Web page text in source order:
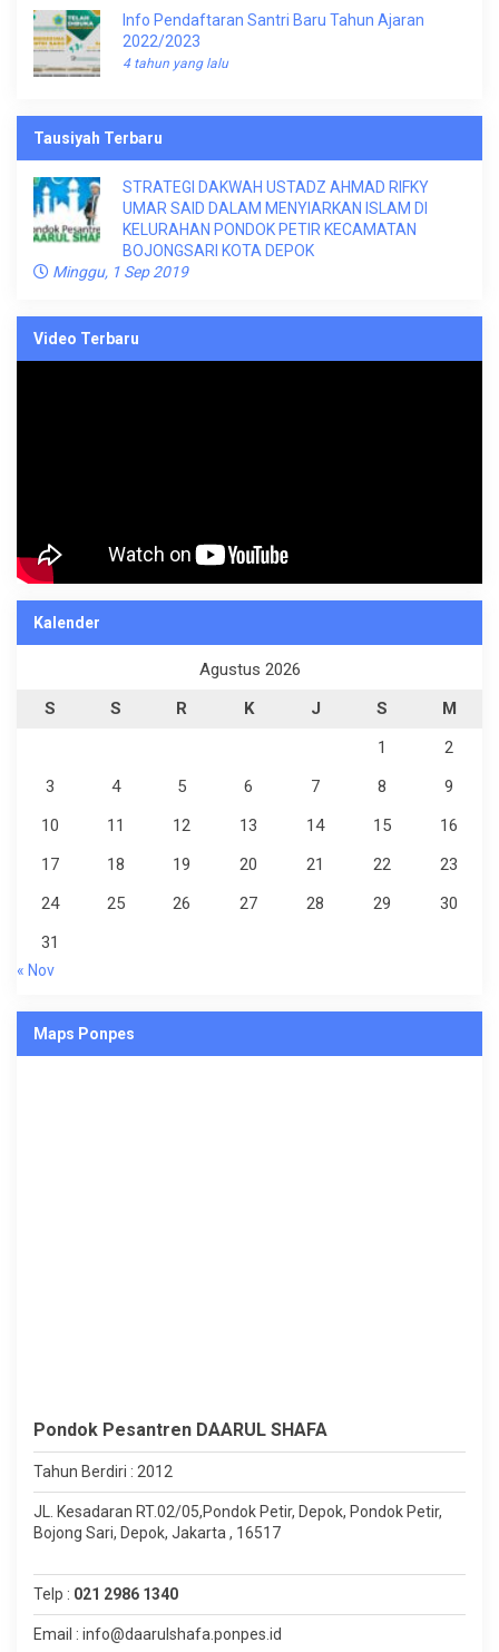
Info Pendaftaran Santri Baru Tahun Ajaran
2022/2023
4 tahun yang lalu
Tausiyah Terbaru
STRATEGI DAKWAH USTADZ AHMAD RIFKY
UMAR SAID DALAM MENYIARKAN ISLAM DI
KELURAHAN PONDOK PETIR KECAMATAN
BOJONGSARI KOTA DEPOK
Minggu, 1 Sep 2019
Video Terbaru
Kalender
Agustus 2026
S
S R K J S
M
1
2
3
4 5 6 7 8
9
10
11 12 13 14 15
16
17
18 19 20 21 22
23
24
25 26 27 28 29
30
31
« Nov
Maps Ponpes
Pondok Pesantren DAARUL SHAFA
Tahun Berdiri : 2012
JL. Kesadaran RT.02/05,Pondok Petir, Depok, Pondok Petir,
Bojong Sari, Depok, Jakarta , 16517
Telp : 021 2986 1340
Email : info@daarulshafa.ponpes.id